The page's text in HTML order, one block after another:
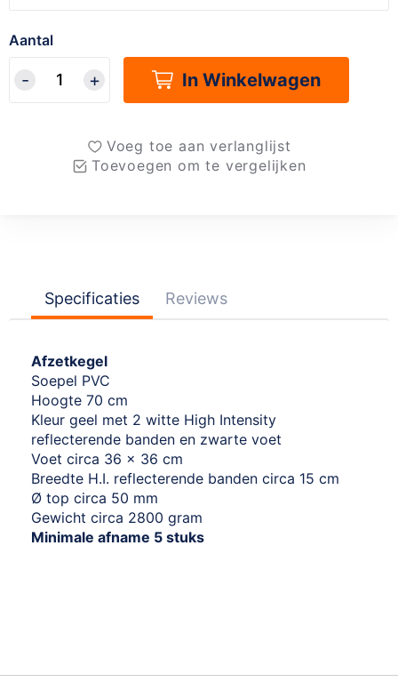
Aantal
In Winkelwagen
Voeg toe aan verlanglijst
Toevoegen om te vergelijken
Specificaties Reviews
Afzetkegel
Soepel PVC
Hoogte 70 cm
Kleur geel met 2 witte High Intensity
reflecterende banden en zwarte voet
Voet circa 36 x 36 cm
Breedte H.I. reflecterende banden circa 15 cm
Ø top circa 50 mm
Gewicht circa 2800 gram
Minimale afname 5 stuks